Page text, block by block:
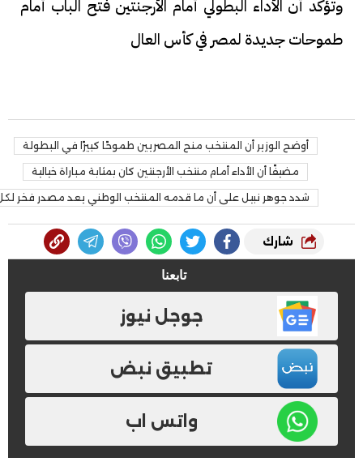
وتؤكد أن الأداء البطولي أمام الأرجنتين فتح الباب أمام
طموحات جديدة لمصر في كأس العال
أوضح الوزير أن المنتخب منح المصريين طموحًا كبيرًا في البطولة
مضيفًا أن الأداء أمام منتخب الأرجنتين كان بمثابة مباراة خيالية
شدد جوهر نبيل على أن ما قدمه المنتخب الوطني يعد مصدر فخر
شارك
تابعنا
جوجل نيوز
تطبيق نبض
واتس اب